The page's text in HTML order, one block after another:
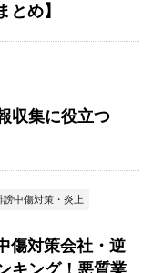
め】
収集に役立つ
謗中傷対策・炎上
傷対策会社・逆
キング！悪質業